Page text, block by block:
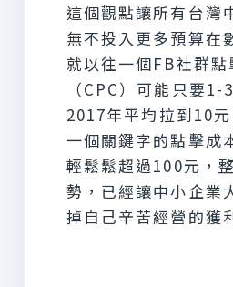
這個觀點讓所有台灣
無不投入更多預算在
就以往一個FB社群點
（CPC）可能只要1-
2017年平均拉到10
一個關鍵字的點擊成
輕鬆鬆超過100元，
勢，已經讓中小企業
掉自己辛苦經營的獲